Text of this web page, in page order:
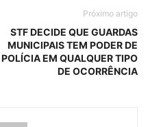
Próximo artigo
STF DECIDE QUE GUARDAS
MUNICIPAIS TEM PODER DE
POLÍCIA EM QUALQUER TIPO
DE OCORRÊNCIA